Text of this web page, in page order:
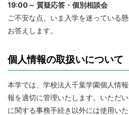
19:00～ 質疑応答・個別相談会
ご不安な点、いま入学を迷っている
お答えします。
個人情報の取扱いについて
本学では、学校法人千葉学園個人情
報を適切に管理いたします。いただ
に関する事務手続き以外には使用いた